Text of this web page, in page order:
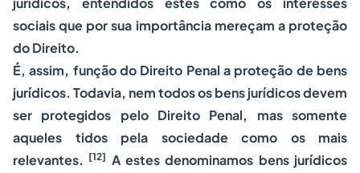
sociais que por sua importância mereçam a proteção
do Direito.
É, assim, função do Direito Penal a proteção de bens
jurídicos. Todavia, nem todos os bens jurídicos devem
ser protegidos pelo Direito Penal, mas somente
aqueles tidos pela sociedade como os mais
relevantes. [12] A estes denominamos bens jurídicos